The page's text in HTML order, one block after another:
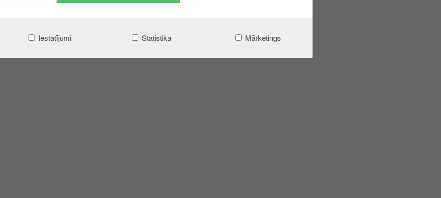
Iestatījumi Statistika Mārketings